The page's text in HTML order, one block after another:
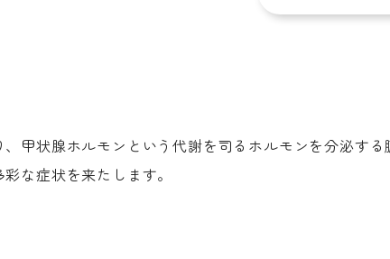
甲状腺ホルモンという代謝を司るホルモンを分泌す
な症状を来たします。